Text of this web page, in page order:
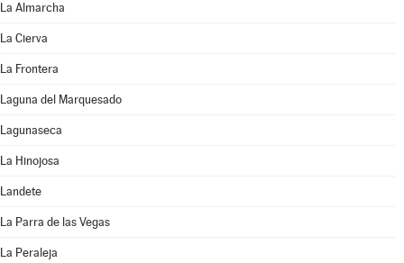
La Almarcha
La Cierva
La Frontera
Laguna del Marquesado
Lagunaseca
La Hinojosa
Landete
La Parra de las Vegas
La Peraleja